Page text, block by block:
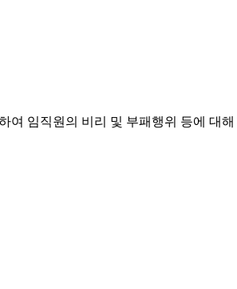
여 임직원의 비리 및 부패행위 등에 대